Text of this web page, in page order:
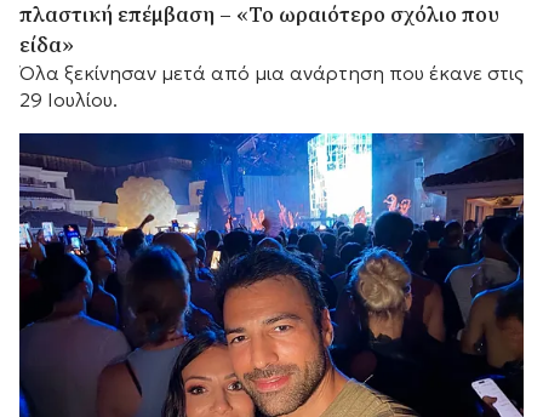
πλαστική επέμβαση – «Το ωραιότερο σχόλιο που
είδα»
Όλα ξεκίνησαν μετά από μια ανάρτηση που έκανε στις
29 Ιουλίου.